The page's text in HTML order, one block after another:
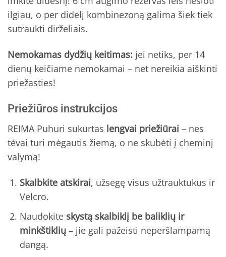
ilgiau, o per didelį kombinezoną galima šiek tiek
sutraukti dirželiais.
Nemokamas dydžių keitimas: jei netiks, per 14
dienų keičiame nemokamai – net nereikia aiškinti
priežasties!
Priežiūros instrukcijos
REIMA Puhuri sukurtas lengvai priežiūrai – nes
tėvai turi mėgautis žiemą, o ne skubėti į cheminį
valymą!
Skalbkite atskirai, užsegę visus užtrauktukus ir
Velcro.
Naudokite skystą skalbiklį be baliklių ir
minkštiklių– jie gali pažeisti neperšlampamą
dangą.